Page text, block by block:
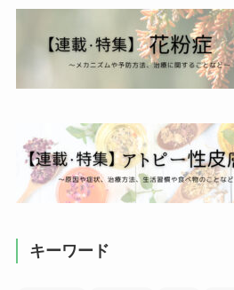
キーワード